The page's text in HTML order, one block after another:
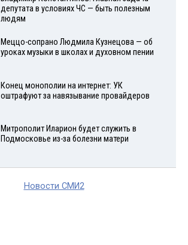
депутата в условиях ЧС — быть полезным
людям
Меццо-сопрано Людмила Кузнецова — об
уроках музыки в школах и духовном пении
Конец монополии на интернет: УК
оштрафуют за навязывание провайдеров
Митрополит Иларион будет служить в
Подмосковье из-за болезни матери
Новости СМИ2